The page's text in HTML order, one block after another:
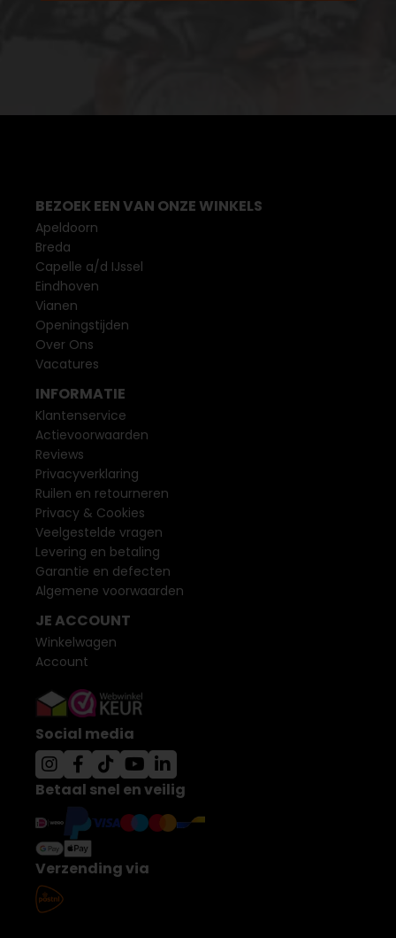
BEZOEK EEN VAN ONZE WINKELS
Apeldoorn
Breda
Capelle a/d IJssel
Eindhoven
Vianen
Openingstijden
Over Ons
Vacatures
INFORMATIE
Klantenservice
Actievoorwaarden
Reviews
Privacyverklaring
Ruilen en retourneren
Privacy & Cookies
Veelgestelde vragen
Levering en betaling
Garantie en defecten
Algemene voorwaarden
JE ACCOUNT
Winkelwagen
Account
Social media
Betaal snel en veilig
Verzending via